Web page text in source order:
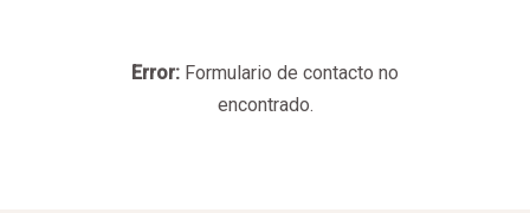
Error: Formulario de contacto no
encontrado.